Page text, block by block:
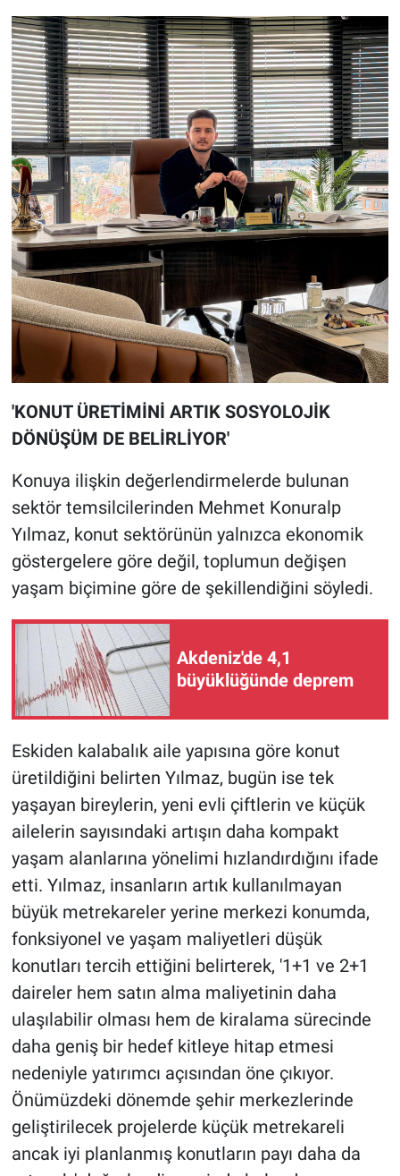
'KONUT ÜRETİMİNİ ARTIK SOSYOLOJİK
DÖNÜŞÜM DE BELİRLİYOR'
Konuya ilişkin değerlendirmelerde bulunan
sektör temsilcilerinden Mehmet Konuralp
Yılmaz, konut sektörünün yalnızca ekonomik
göstergelere göre değil, toplumun değişen
yaşam biçimine göre de şekillendiğini söyledi.
Akdeniz'de 4,1
büyüklüğünde deprem
Eskiden kalabalık aile yapısına göre konut
üretildiğini belirten Yılmaz, bugün ise tek
yaşayan bireylerin, yeni evli çiftlerin ve küçük
ailelerin sayısındaki artışın daha kompakt
yaşam alanlarına yönelimi hızlandırdığını ifade
etti. Yılmaz, insanların artık kullanılmayan
büyük metrekareler yerine merkezi konumda,
fonksiyonel ve yaşam maliyetleri düşük
konutları tercih ettiğini belirterek, '1+1 ve 2+1
daireler hem satın alma maliyetinin daha
ulaşılabilir olması hem de kiralama sürecinde
daha geniş bir hedef kitleye hitap etmesi
nedeniyle yatırımcı açısından öne çıkıyor.
Önümüzdeki dönemde şehir merkezlerinde
geliştirilecek projelerde küçük metrekareli
ancak iyi planlanmış konutların payı daha da